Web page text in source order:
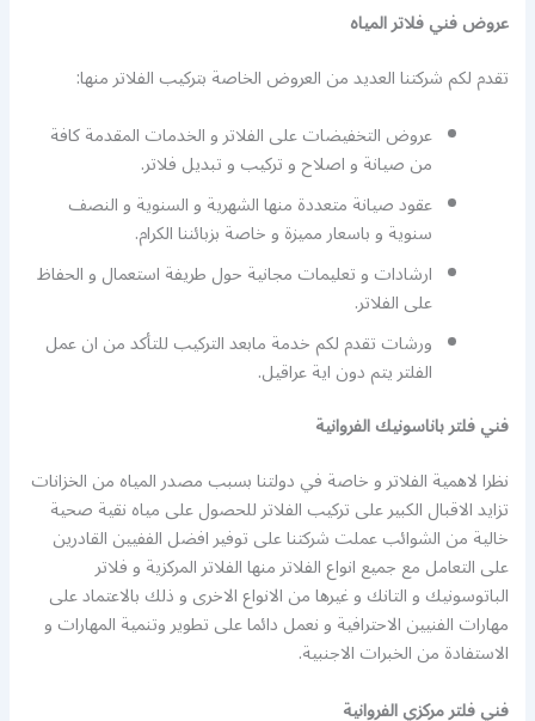
عروض فني فلاتر المياه
تقدم لكم شركتنا العديد من العروض الخاصة بتركيب الفلاتر منها:
عروض التخفيضات على الفلاتر و الخدمات المقدمة كافة
من صيانة و اصلاح و تركيب و تبديل فلاتر.
عقود صيانة متعددة منها الشهرية و السنوية و النصف
سنوية و باسعار مميزة و خاصة بزبائننا الكرام.
ارشادات و تعليمات مجانية حول طريفة استعمال و الحفاظ
على الفلاتر.
ورشات تقدم لكم خدمة مابعد التركيب للتأكد من ان عمل
الفلتر يتم دون اية عراقيل.
فني فلتر باناسونيك الفروانية
نظرا لاهمية الفلاتر و خاصة في دولتنا بسبب مصدر المياه من الخزانات
تزايد الاقبال الكبير على تركيب الفلاتر للحصول على مياه نقية صحية
خالية من الشوائب عملت شركتنا على توفير افضل الففيين القادرين
على التعامل مع جميع انواع الفلاتر منها الفلاتر المركزية و فلاتر
الباتوسونيك و التانك و غيرها من الانواع الاخرى و ذلك بالاعتماد على
مهارات الفنيين الاحترافية و نعمل دائما على تطوير وتنمية المهارات و
الاستفادة من الخبرات الاجنبية.
فني فلتر مركزي الفروانية